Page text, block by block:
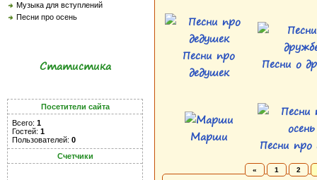
Музыка для вступлений
Песни про осень
Статистика
Посетители сайта
Всего: 1
Гостей: 1
Пользователей: 0
Счетчики
Песни про
дедушек
Песни о
Марши Песни про
« 1 2